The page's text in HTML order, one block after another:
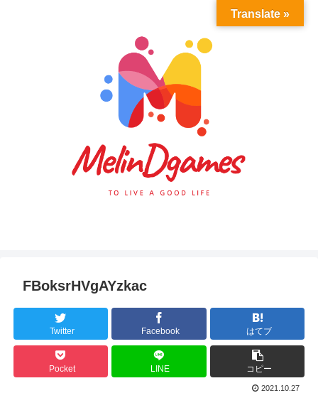
FBoksrHVgAYzkac
Twitter Facebook はてブ
Pocket LINE コピー
2021.10.27
Translate »